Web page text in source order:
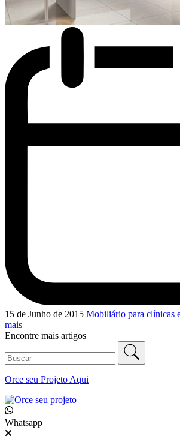
15 de Junho de 2015 Mobiliário para clínicas
mais
Encontre mais artigos
Orce seu Projeto Aqui
Whatsapp